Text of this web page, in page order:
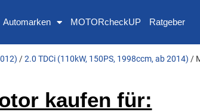
Automarken MOTORcheckUP Ratgeber
/2.0 TDCi (110kW, 150PS, 1998ccm, ab 2014) /
kaufen für: